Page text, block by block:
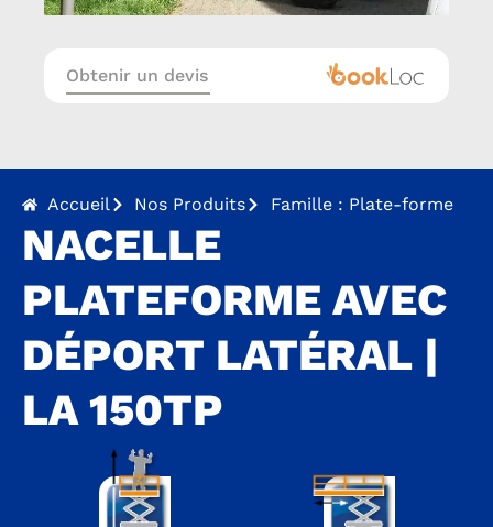
Accueil Nos Produits Famille : Plate-forme
NACELLE
PLATEFORME AVEC
DÉPORT LATÉRAL |
LA 150TP
Obtenir un devis